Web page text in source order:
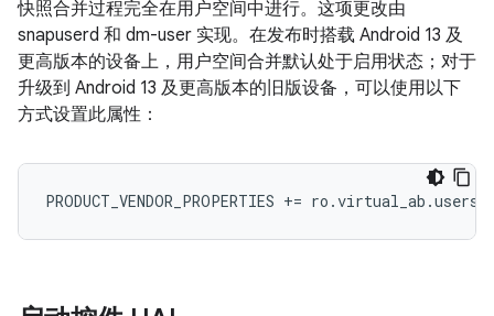
快照合并过程完全在用户空间中进行。这项更改由
snapuserd 和 dm-user 实现。在发布时搭载 Android 13 及
更高版本的设备上，用户空间合并默认处于启用状态；对于
升级到 Android 13 及更高版本的旧版设备，可以使用以下
方式设置此属性：
PRODUCT_VENDOR_PROPERTIES += ro .virtual_ab .